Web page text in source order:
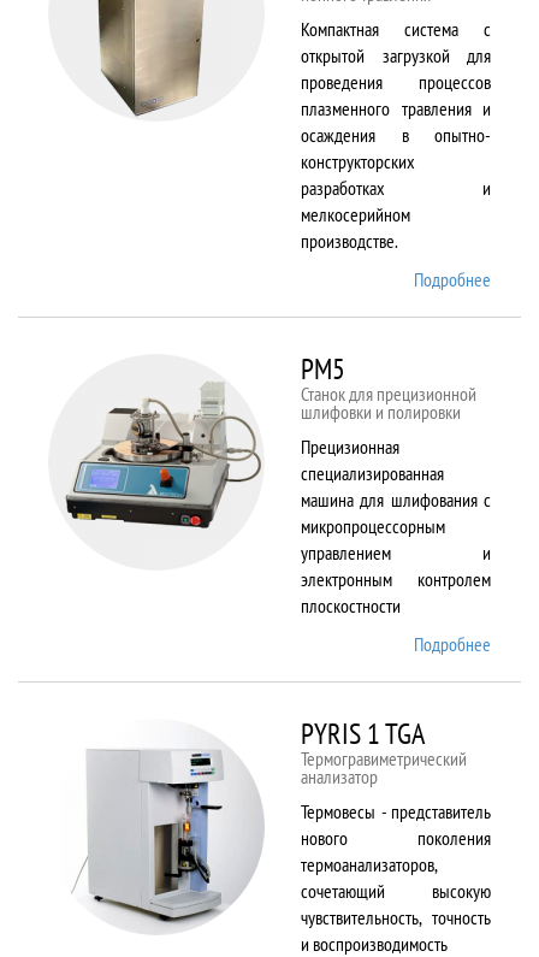
Компактная система с
открытой загрузкой для
проведения процессов
плазменного травления и
осаждения в опытно-
конструкторских
разработках и
мелкосерийном
производстве.
Подробнее
PM5
Станок для прецизионной
шлифовки и полировки
Прецизионная
специализированная
машина для шлифования с
микропроцессорным
управлением и
электронным контролем
плоскостности
Подробнее
PYRIS 1 TGA
Термогравиметрический
анализатор
Термовесы - представитель
нового поколения
термоанализаторов,
сочетающий высокую
чувствительность, точность
и воспроизводимость